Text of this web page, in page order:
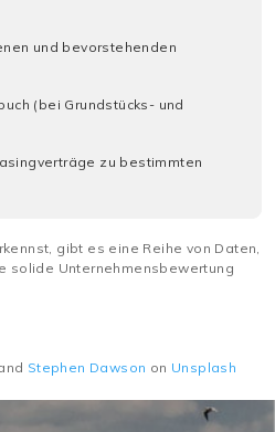
und bevorstehenden
(bei Grundstücks- und
zu bestimmten
gibt es eine Reihe von Daten,
solide Unternehmensbewertung
Stephen Dawson on Unsplash